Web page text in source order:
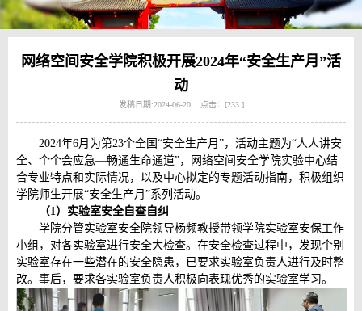
网络空间安全学院积极开展2024年“安全生产月”活
动
发稿日期:2024-06-20 点击：[233 ]
2024年6月为第23个全国“安全生产月”，活动主题为“人人讲安
全、个个会应急—畅通生命通道”，网络空间安全学院实验中心结
合专业特点和实际情况，以及中心拟定的专题活动指南，积极组织
学院师生开展“安全生产月”系列活动。
（1 ）实验室安全自查自纠
学院分管实验室安全院领导杨频教授带领学院实验室安保工作
小组，对各实验室进行安全大检查。在安全检查过程中，发现个别
实验室存在一些潜在的安全隐患，已要求实验室负责人进行及时整
改。事后，要求各实验室负责人积极向表现优秀的实验室学习。